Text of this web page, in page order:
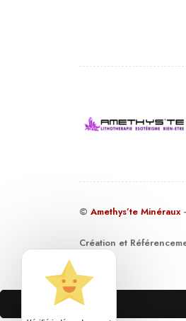
© Amethys’te Minéraux
Création et